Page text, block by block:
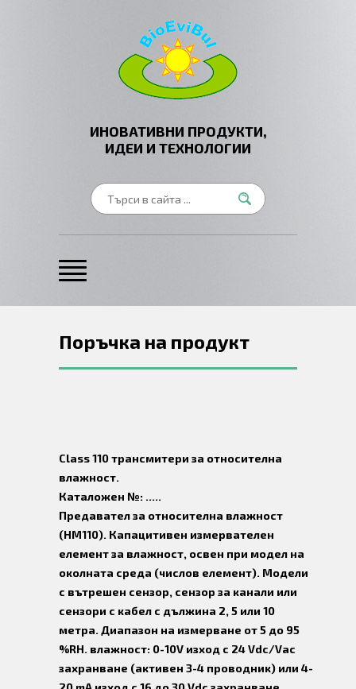
ИНОВАТИВНИ ПРОДУКТИ,
ИДЕИ И ТЕХНОЛОГИИ
Поръчка на продукт
Class 110 трансмитери за относителна
влажност.
Каталожен №: .....
Предавател за относителна влажност
(HM110). Капацитивен измервателен
елемент за влажност, освен при модел на
околната среда (числов елемент). Модели
с вътрешен сензор, сензор за канали или
сензори с кабел с дължина 2, 5 или 10
метра. Диапазон на измерване от 5 до 95
%RH. влажност: 0-10V изход с 24 Vdc/Vac
захранване (активен 3-4 проводник) или 4-